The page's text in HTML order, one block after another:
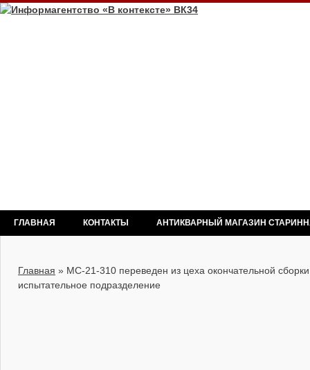
ГЛАВНАЯ КОНТАКТЫ АНТИКВАРНЫЙ МАГАЗИН
Главная » МС-21-310 переведен из цеха окончательной
испытательное подразделение